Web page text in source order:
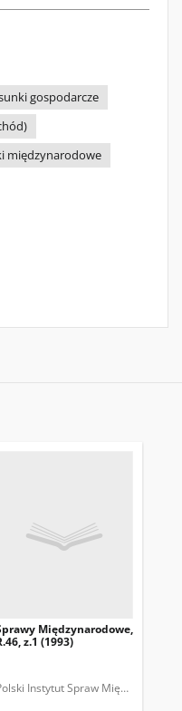
gospodarcze
międzynarodowe
Polska Fundacja Spraw
Międzynarodowe,
z.1 (1993)
Instytut Spraw